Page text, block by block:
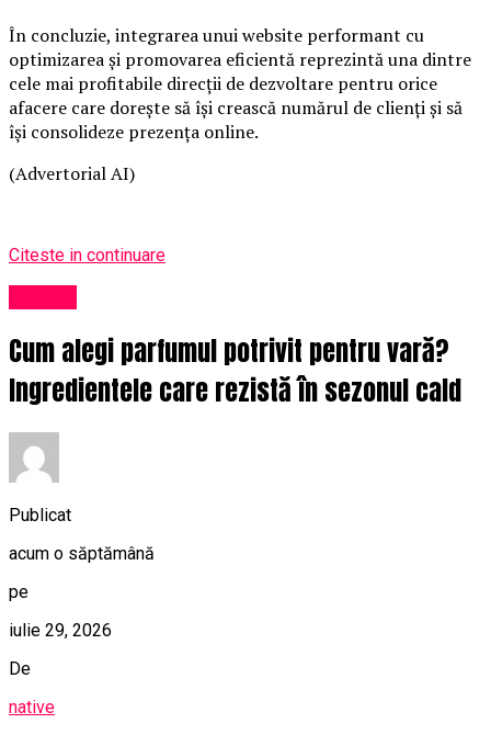
În concluzie, integrarea unui website performant cu
optimizarea și promovarea eficientă reprezintă una dintre
cele mai profitabile direcții de dezvoltare pentru orice
afacere care dorește să își crească numărul de clienți și să
își consolideze prezența online.
(Advertorial AI)
Citeste in continuare
Cum alegi parfumul potrivit pentru vară?
Ingredientele care rezistă în sezonul cald
Publicat
acum o săptămână
pe
iulie 29, 2026
De
native